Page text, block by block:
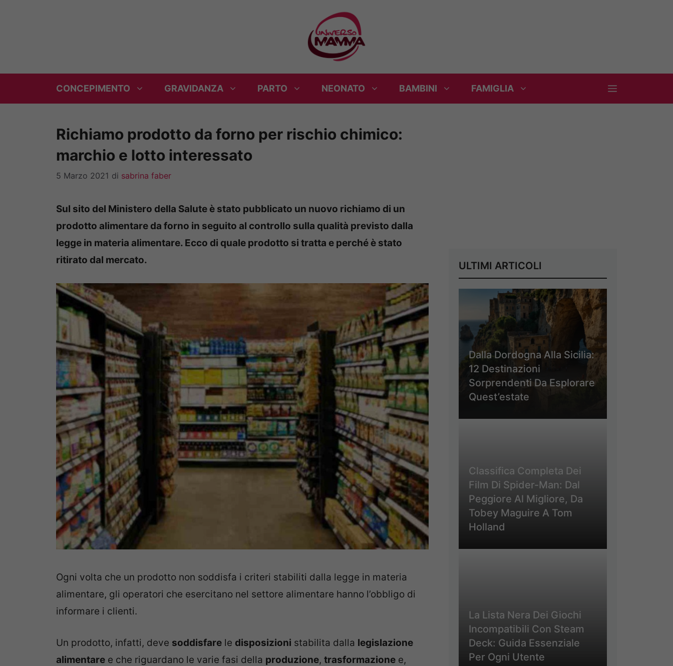
CONCEPIMENTO GRAVIDANZA PARTO NEONATO BAMBINI FAMIGLIA
Richiamo prodotto da forno per rischio chimico:
marchio e lotto interessato
5 Marzo 2021 di sabrina faber
Sul sito del Ministero della Salute è stato pubblicato un nuovo richiamo di un
prodotto alimentare da forno in seguito al controllo sulla qualità previsto dalla
legge in materia alimentare. Ecco di quale prodotto si tratta e perché è stato
ritirato dal mercato.
Ogni volta che un prodotto non soddisfa i criteri stabiliti dalla legge in materia
alimentare, gli operatori che esercitano nel settore alimentare hanno l’obbligo di
informare i clienti.
Un prodotto, infatti, deve soddisfare le disposizioni stabilita dalla legislazione
alimentare e che riguardano le varie fasi della produzione, trasformazione e,
ULTIMI ARTICOLI
Dalla Dordogna Alla Sicilia:
12 Destinazioni
Sorprendenti Da Esplorare
Quest’estate
Classifica Completa Dei
Film Di Spider-Man: Dal
Peggiore Al Migliore, Da
Tobey Maguire A Tom
Holland
La Lista Nera Dei Giochi
Incompatibili Con Steam
Deck: Guida Essenziale
Per Ogni Utente